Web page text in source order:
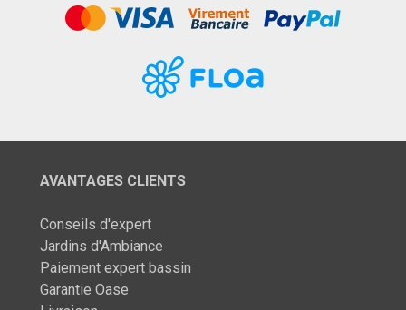
AVANTAGES CLIENTS
Conseils d'expert
Jardins d'Ambiance
Paiement expert bassin
Garantie Oase